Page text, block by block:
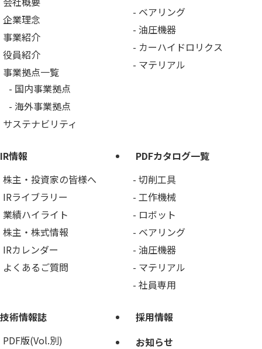
企業理念
事業紹介
役員紹介
事業拠点一覧
国内事業拠点
海外事業拠点
サステナビリティ
ベアリング
油圧機器
カーハイドロリクス
マテリアル
IR情報
株主・投資家の皆様へ
IRライブラリー
業績ハイライト
株主・株式情報
IRカレンダー
よくあるご質問
PDFカタログ一覧
切削工具
工作機械
ロボット
ベアリング
油圧機器
マテリアル
社員専用
技術情報誌
PDF版(Vol.別)
採用情報
お知らせ